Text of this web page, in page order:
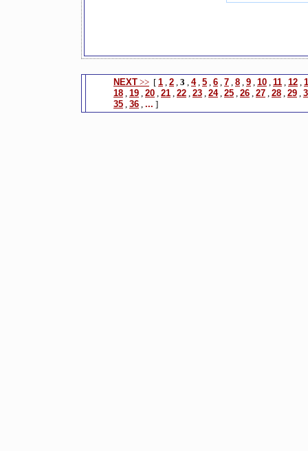
NEXT >> [ 1 , 2 , 3 , 4, 5 , 6 , 7 , 8 , 9 , 10 , 11 , 12 ,
18 , 19 , 20 , 21 , 22 , 23 , 24, 25 , 26 , 27 , 28 , 29 ,
35 , 36 , ... ]